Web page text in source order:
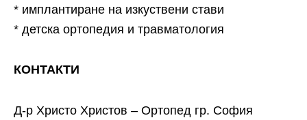
* имплантиране на изкуствени стави
* детска ортопедия и травматология
КОНТАКТИ
Д-р Христо Христов – Ортопед гр. София